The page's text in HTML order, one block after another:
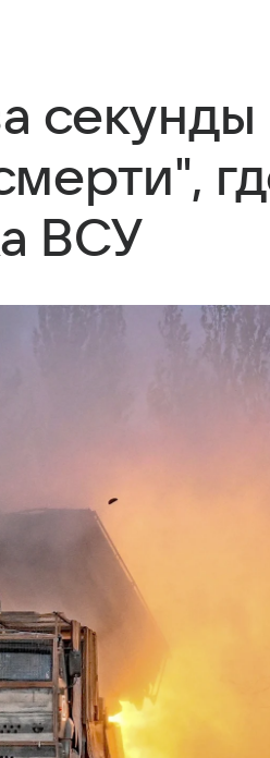
секунды
ВСУ